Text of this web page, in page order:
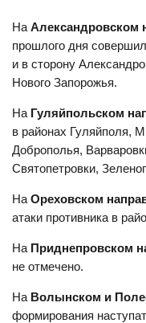
На Александровском
прошлого дня
и в сторону
Нового Запорожья.
На Гуляйпольском
в районах Гуляйполя,
Доброполья,
Святопетровки,
На Ореховском
атаки противника в
На Приднепровском
не отмечено.
На Волынском и
формирования